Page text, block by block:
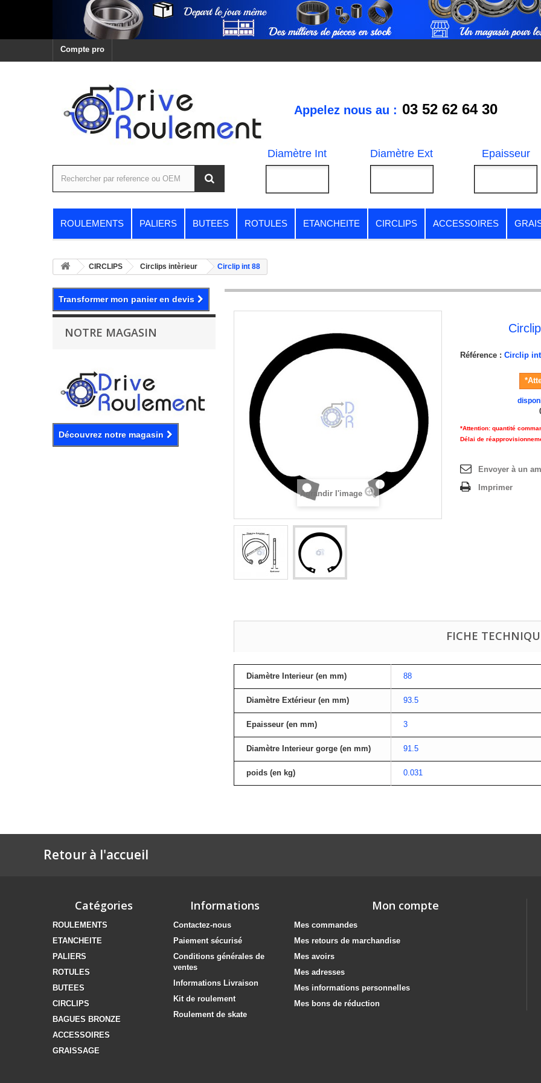
Compte pro
Appelez nous au : 03 52 62 64 30
Diamètre Int Diamètre Ext Epaisseur
ROULEMENTS PALIERS BUTEES ROTULES ETANCHEITE CIRCLIPS ACCESSOIRES
CIRCLIPS Circlips intèrieur Circlip int 88
Transformer mon panier en devis
NOTRE MAGASIN
Découvrez notre magasin
Agrandir l'image
Référence : Circlip
*Attention: quantité
Délai de
Envoyer à un
Imprimer
FICHE
Diamètre Interieur (en mm) 88
Diamètre Extérieur (en mm) 93.5
Epaisseur (en mm) 3
Diamètre Interieur gorge (en mm) 91.5
poids (en kg) 0.031
Retour à l'accueil
Catégories
ROULEMENTS
ETANCHEITE
PALIERS
ROTULES
BUTEES
CIRCLIPS
BAGUES BRONZE
ACCESSOIRES
GRAISSAGE
Informations
Contactez-nous
Paiement sécurisé
Conditions générales de
ventes
Informations Livraison
Kit de roulement
Roulement de skate
Mon compte
Mes commandes
Mes retours de marchandise
Mes avoirs
Mes adresses
Mes informations personnelles
Mes bons de réduction